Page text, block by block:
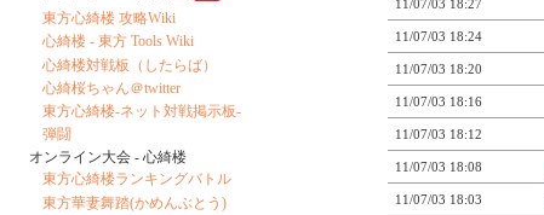
11/07/03 18:27
11/07/03 18:24
11/07/03 18:20
11/07/03 18:16
11/07/03 18:12
11/07/03 18:08
11/07/03 18:03
東方心綺楼 攻略Wiki
心綺楼 - 東方 Tools Wiki
心綺楼対戦板（したらば）
心綺桜ちゃん＠twitter
東方心綺楼-ネット対戦掲示板-
弾闘
オンライン大会 - 心綺楼
東方心綺楼ランキングバトル
東方華妻舞踏(かめんぶとう)